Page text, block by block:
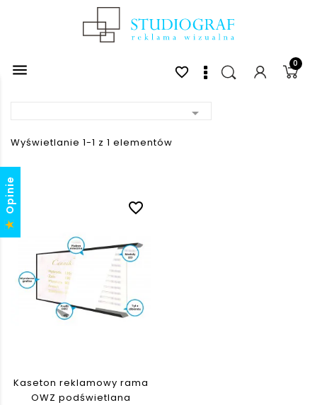
 0
favorite_border

Wyświetlanie 1-1 z 1 elementów
favorite_border
Kaseton reklamowy rama
OWZ podświetlana
Opinie